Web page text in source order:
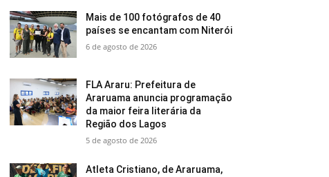
Mais de 100 fotógrafos de 40
países se encantam com Niterói
6 de agosto de 2026
FLA Araru: Prefeitura de
Araruama anuncia programação
da maior feira literária da
Região dos Lagos
5 de agosto de 2026
Atleta Cristiano, de Araruama,